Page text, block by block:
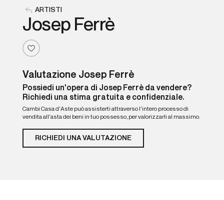
ARTISTI
Josep Ferrè
Valutazione Josep Ferrè
Possiedi un'opera di Josep Ferrè da vendere?
Richiedi una stima gratuita e confidenziale.
Cambi Casa d'Aste può assisterti attraverso l'intero processo di
vendita all'asta dei beni in tuo possesso, per valorizzarli al massimo.
RICHIEDI UNA VALUTAZIONE